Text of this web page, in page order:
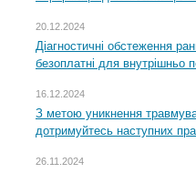
20.12.2024
Діагностичні обстеження
безоплатні для внутрішньо
16.12.2024
З метою уникнення
дотримуйтесь наступних
26.11.2024